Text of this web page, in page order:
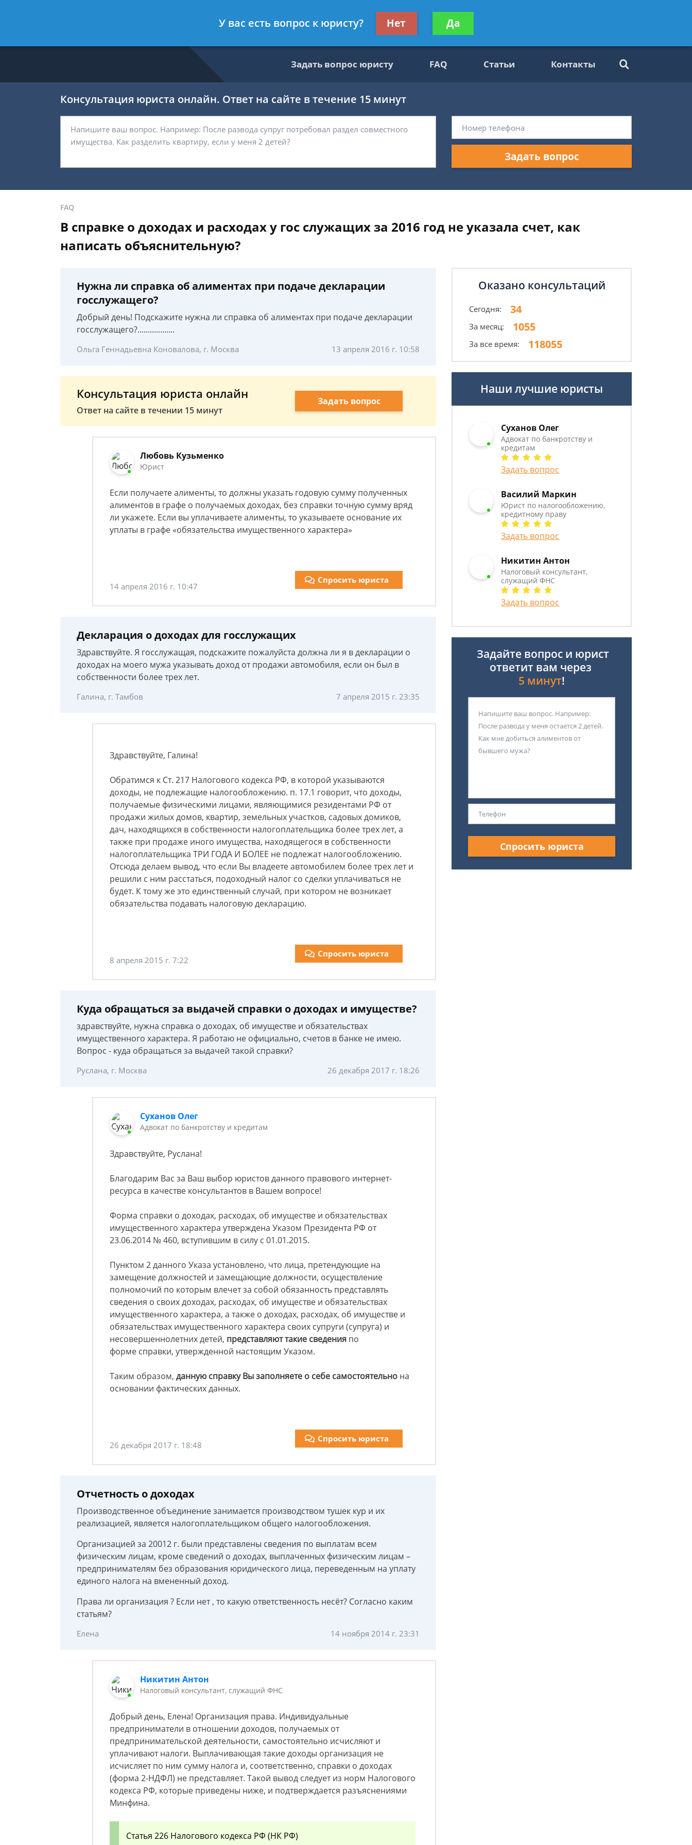
- Налоговый консультант, служащий ФНС
Получите консультацию
бесплатно
Задать вопрос юристу FAQ Статьи Контакты
Консультация юриста онлайн. Ответ на сайте в течение 15 минут
Задать вопрос
FAQ
В справке о доходах и расходах у гос служащих за 2016 год не указала счет, как
написать объяснительную?
Нужна ли справка об алиментах при подаче декларации
госслужащего?
Добрый день! Подскажите нужна ли справка об алиментах при подаче декларации
госслужащего?..................
Ольга Геннадьевна Коновалова, г. Москва 13 апреля 2016 г. 10:58
Консультация юриста онлайн
Ответ на сайте в течении 15 минут
Задать вопрос
Любовь Кузьменко
Юрист
Если получаете алименты, то должны указать годовую сумму полученных
алиментов в графе о получаемых доходах, без справки точную сумму вряд
ли укажете. Если вы уплачиваете алименты, то указываете основание их
уплаты в графе «обязательства имущественного характера»
14 апреля 2016 г. 10:47
Спросить юриста
Декларация о доходах для госслужащих
Здравствуйте. Я госслужащая, подскажите пожалуйста должна ли я в декларации о
доходах на моего мужа указывать доход от продажи автомобиля, если он был в
собственности более трех лет.
Галина, г. Тамбов 7 апреля 2015 г. 23:35
Здравствуйте, Галина!
Обратимся к Ст. 217 Налогового кодекса РФ, в которой указываются
доходы, не подлежащие налогообложению. п. 17.1 говорит, что доходы,
получаемые физическими лицами, являющимися резидентами РФ от
продажи жилых домов, квартир, земельных участков, садовых домиков,
дач, находящихся в собственности налогоплательщика более трех лет, а
также при продаже иного имущества, находящегося в собственности
налогоплательщика ТРИ ГОДА И БОЛЕЕ не подлежат налогообложению.
Отсюда делаем вывод, что если Вы владеете автомобилем более трех лет и
решили с ним расстаться, подоходный налог со сделки уплачиваться не
будет. К тому же это единственный случай, при котором не возникает
обязательства подавать налоговую декларацию.
8 апреля 2015 г. 7:22
Спросить юриста
Куда обращаться за выдачей справки о доходах и имуществе?
здравствуйте, нужна справка о доходах, об имуществе и обязательствах
имущественного характера. Я работаю не официально, счетов в банке не имею.
Вопрос - куда обращаться за выдачей такой справки?
Руслана, г. Москва 26 декабря 2017 г. 18:26
Суханов Олег
Адвокат по банкротству и кредитам
Здравствуйте, Руслана!
Благодарим Вас за Ваш выбор юристов данного правового интернет-
ресурса в качестве консультантов в Вашем вопросе!
Форма справки о доходах, расходах, об имуществе и обязательствах
имущественного характера утверждена Указом Президента РФ от
23.06.2014 № 460, вступившим в силу с 01.01.2015.
Пунктом 2 данного Указа установлено, что лица, претендующие на
замещение должностей и замещающие должности, осуществление
полномочий по которым влечет за собой обязанность представлять
сведения о своих доходах, расходах, об имуществе и обязательствах
имущественного характера, а также о доходах, расходах, об имуществе и
обязательствах имущественного характера своих супруги (супруга) и
несовершеннолетних детей, представляют такие сведения по
форме справки, утвержденной настоящим Указом.​​
Таким образом, данную справку Вы заполняете о себе самостоятельно на
основании фактических данных.
26 декабря 2017 г. 18:48
Спросить юриста
Отчетность о доходах
Производственное объединение занимается производством тушек кур и их
реализацией, является налогоплательщиком общего налогообложения.
Организацией за 20012 г. были представлены сведения по выплатам всем
физическим лицам, кроме сведений о доходах, выплаченных физическим лицам –
предпринимателям без образования юридического лица, переведенным на уплату
единого налога на вмененный доход.
Права ли организация ? Если нет , то какую ответственность несёт? Согласно каким
статьям?
Елена 14 ноября 2014 г. 23:31
Никитин Антон
Налоговый консультант, служащий ФНС
Добрый день, Елена! Организация права. Индивидуальные
предприниматели в отношении доходов, получаемых от
предпринимательской деятельности, самостоятельно исчисляют и
уплачивают налоги. Выплачивающая такие доходы организация не
исчисляет по ним сумму налога и, соответственно, справки о доходах
(форма 2-НДФЛ) не представляет. Такой вывод следует из норм Налогового
кодекса РФ, которые приведены ниже, и подтверждается разъяснениями
Минфина.
Статья 226 Налогового кодекса РФ (НК РФ)
Оказано консультаций
Сегодня: 34
За месяц: 1055
За все время: 118055
Наши лучшие юристы
Суханов Олег
Адвокат по банкротству и
кредитам
Задать вопрос
Василий Маркин
Юрист по налогообложению,
кредитному праву
Задать вопрос
Никитин Антон
Налоговый консультант,
служащий ФНС
Задать вопрос
Задайте вопрос и юрист
ответит вам через
5 минут!
Спросить юриста
У вас есть вопрос к юристу? Нет Да